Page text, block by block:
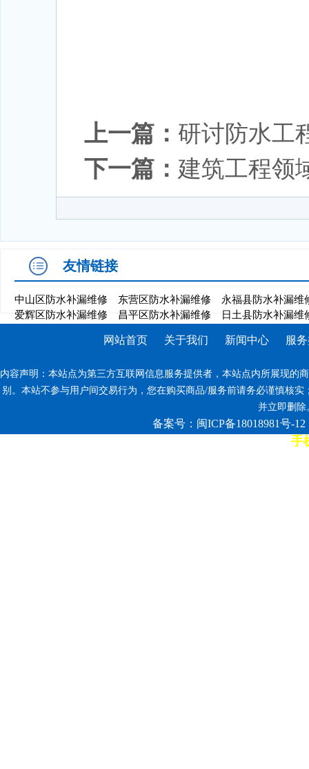
上一篇： 研讨防水工
下一篇： 建筑工程领
友情链接
中山区防水补漏维修 东营区防水补漏维修
永福县防水补漏维
爱辉区防水补漏维修
昌平区防水补漏维修 日土县防水补漏维
网站首页 关于我们 新闻中心 服
内容声明：本站点为第三方互联网信息服务提供者，本站点内所展现的
别。本站不参与用户间交易行为，您在购买商品/服务前请务必谨慎核
并立即删除
备案号：闽ICP备18018981号-12
7*12小时客服热线: 康师傅手